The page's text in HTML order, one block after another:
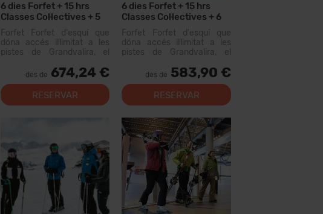
6 dies Forfet + 15 hrs
Classes Col·lectives + 5
Menús + 6 días Lloguer
Material
Forfet Forfet d'esquí que
dóna accés il·limitat a les
pistes de Grandvalira, el
dels Pirineus. Amb aquest
forfet podràs recórrer més
de 200 km de pistes, amb
opcions per a tots els nivells,
des de 674,24 €
RESERVAR
6 dies Forfet + 15 hrs
Classes Col·lectives + 6
Menús
Forfet Forfet d'esquí que
dóna accés il·limitat a les
pistes de Grandvalira, el
dels Pirineus. Amb aquest
forfet podràs recórrer més
de 200 km de pistes, amb
opcions per a tots els nivells,
des de 583,90 €
RESERVAR